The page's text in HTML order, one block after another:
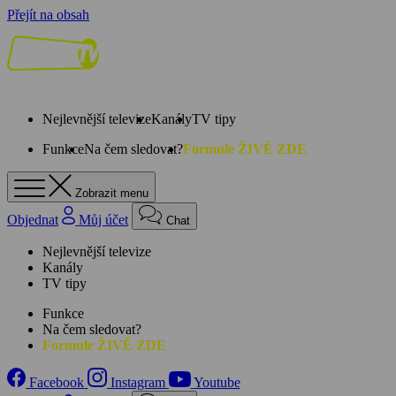
Přejít na obsah
Nejlevnější televizeKanályTV tipy
FunkceNa čem sledovat?Formule ŽIVĚ ZDE
Zobrazit menu
Objednat Můj účet Chat
Nejlevnější televize
Kanály
TV tipy
Funkce
Na čem sledovat?
Formule ŽIVĚ ZDE
Facebook Instagram
Youtube